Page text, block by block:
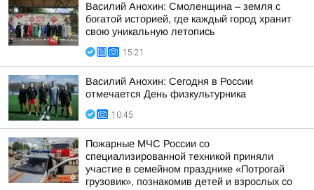
Василий Анохин: Смоленщина – земля с
богатой историей, где каждый город хранит
свою уникальную летопись
15:21
Василий Анохин: Сегодня в России
отмечается День физкультурника
10:45
Пожарные МЧС России со
специализированной техникой приняли
участие в семейном празднике «Потрогай
грузовик», познакомив детей и взрослых со